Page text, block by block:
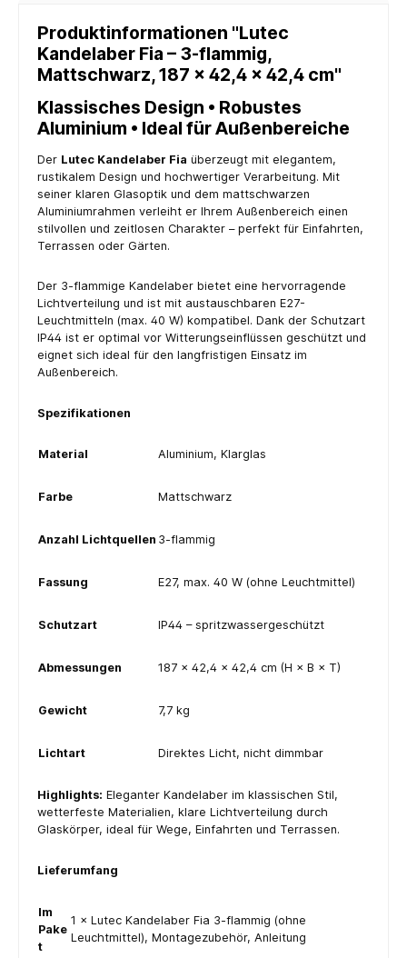
Produktinformationen "Lutec
Kandelaber Fia – 3-flammig,
Mattschwarz, 187 × 42,4 × 42,4 cm"
Klassisches Design • Robustes
Aluminium • Ideal für Außenbereiche
Der Lutec Kandelaber Fia überzeugt mit elegantem,
rustikalem Design und hochwertiger Verarbeitung. Mit
seiner klaren Glasoptik und dem mattschwarzen
Aluminiumrahmen verleiht er Ihrem Außenbereich einen
stilvollen und zeitlosen Charakter – perfekt für Einfahrten,
Terrassen oder Gärten.
Der 3-flammige Kandelaber bietet eine hervorragende
Lichtverteilung und ist mit austauschbaren E27-
Leuchtmitteln (max. 40 W) kompatibel. Dank der Schutzart
IP44 ist er optimal vor Witterungseinflüssen geschützt und
eignet sich ideal für den langfristigen Einsatz im
Außenbereich.
Spezifikationen
Material Aluminium, Klarglas
Farbe Mattschwarz
Anzahl Lichtquellen 3-flammig
Fassung E27, max. 40 W (ohne Leuchtmittel)
Schutzart IP44 – spritzwassergeschützt
Abmessungen 187 × 42,4 × 42,4 cm (H × B × T)
Gewicht 7,7 kg
Lichtart Direktes Licht, nicht dimmbar
Highlights: Eleganter Kandelaber im klassischen Stil,
wetterfeste Materialien, klare Lichtverteilung durch
Glaskörper, ideal für Wege, Einfahrten und Terrassen.
Lieferumfang
Im
Pake
t
1 × Lutec Kandelaber Fia 3-flammig (ohne
Leuchtmittel), Montagezubehör, Anleitung